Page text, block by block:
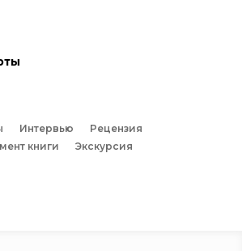
Интервью
Рецензия
книги Экскурсия